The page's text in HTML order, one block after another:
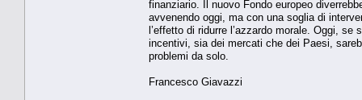
finanziario. Il nuovo Fondo europeo
avvenendo oggi, ma con una soglia di
l’effetto di ridurre l’azzardo morale. Oggi,
incentivi, sia dei mercati che dei Paesi,
problemi da solo.
Francesco Giavazzi